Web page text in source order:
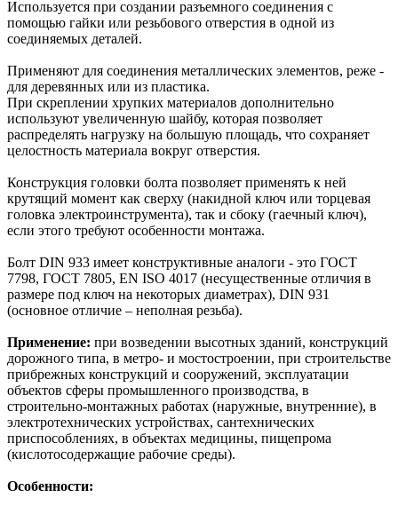
Используется при создании разъемного соединения с
помощью гайки или резьбового отверстия в одной из
соединяемых деталей.
Применяют для соединения металлических элементов, реже -
для деревянных или из пластика.
При скреплении хрупких материалов дополнительно
используют увеличенную шайбу, которая позволяет
распределять нагрузку на большую площадь, что сохраняет
целостность материала вокруг отверстия.
Конструкция головки болта позволяет применять к ней
крутящий момент как сверху (накидной ключ или торцевая
головка электроинструмента), так и сбоку (гаечный ключ),
если этого требуют особенности монтажа.
Болт DIN 933 имеет конструктивные аналоги - это ГОСТ
7798, ГОСТ 7805, EN ISO 4017 (несущественные отличия в
размере под ключ на некоторых диаметрах), DIN 931
(основное отличие – неполная резьба).
Применение: при возведении высотных зданий, конструкций
дорожного типа, в метро- и мостостроении, при строительстве
прибрежных конструкций и сооружений, эксплуатации
объектов сферы промышленного производства, в
строительно-монтажных работах (наружные, внутренние), в
электротехнических устройствах, сантехнических
приспособлениях, в объектах медицины, пищепрома
(кислотосодержащие рабочие среды).
Особенности: